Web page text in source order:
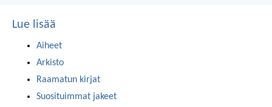
Lue lisää
Aiheet
Arkisto
Raamatun kirjat
Suosituimmat jakeet